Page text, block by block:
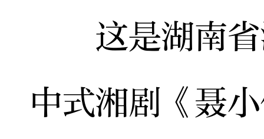
这是湖南省
中式湘剧《聂